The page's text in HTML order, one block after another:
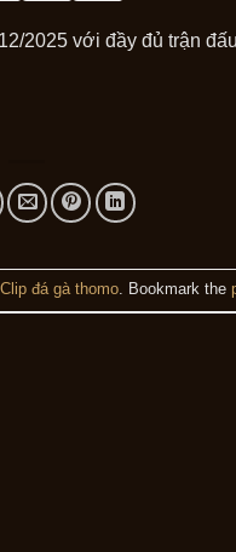
2025 với đầy đủ trận
đá gà thomo. Bookmark the